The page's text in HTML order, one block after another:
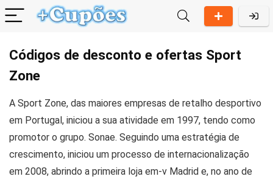
Códigos de desconto e ofertas Sport
Zone
A Sport Zone, das maiores empresas de retalho desportivo
em Portugal, iniciou a sua atividade em 1997, tendo como
promotor o grupo. Sonae. Seguindo uma estratégia de
crescimento, iniciou um processo de internacionalização
em 2008, abrindo a primeira loja em-v Madrid e, no ano de